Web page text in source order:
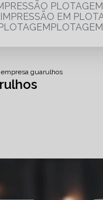
IMPRESSÃO EM
guarulhos